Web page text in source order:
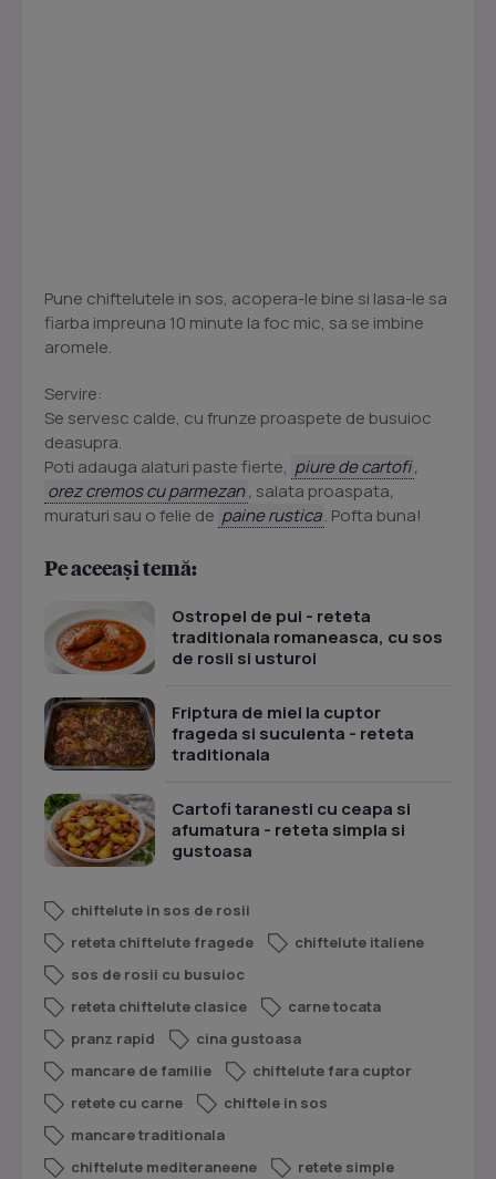
Pune chiftelutele in sos, acopera-le bine si lasa-le sa
fiarba impreuna 10 minute la foc mic, sa se imbine
aromele.
Servire:
Se servesc calde, cu frunze proaspete de busuioc
deasupra.
Poti adauga alaturi paste fierte, piure de cartofi,
orez cremos cu parmezan, salata proaspata,
muraturi sau o felie de paine rustica. Pofta buna!
Pe aceeași temă:
Ostropel de pui - reteta
traditionala romaneasca, cu sos
de rosii si usturoi
Friptura de miel la cuptor
frageda si suculenta - reteta
traditionala
Cartofi taranesti cu ceapa si
afumatura - reteta simpla si
gustoasa
chiftelute in sos de rosii
reteta chiftelute fragede
chiftelute italiene
sos de rosii cu busuioc
reteta chiftelute clasice
carne tocata
pranz rapid
cina gustoasa
mancare de familie
chiftelute fara cuptor
retete cu carne
chiftele in sos
mancare traditionala
chiftelute mediteraneene
retete simple